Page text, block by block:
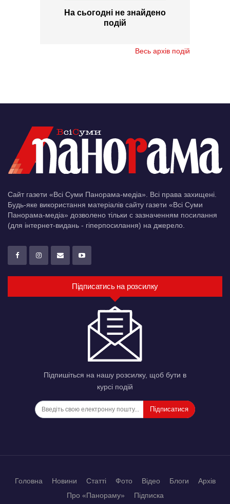
На сьогодні не знайдено
подій
Весь архів подій
Сайт газети «Всі Суми Панорама-медіа». Всі права захищені.
Будь-яке використання матеріалів сайту газети «Всі Суми
Панорама-медіа» дозволено тільки c зазначенням посилання
(для інтернет-видань - гіперпосилання) на джерело.
Підписатись на розсилку
Підпишіться на нашу розсилку, щоб бути в
курсі подій
Підписатися
Головна Новини Статті Фото Відео Блоги
Архів
Про «Панораму»
Підписка